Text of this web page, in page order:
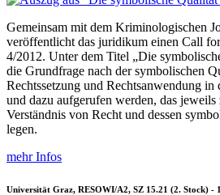
Gemeinsam mit dem Kriminologischen
veröffentlicht das juridikum einen Call
4/2012. Unter dem Titel „Die
die Grundfrage nach der symbolischen
Rechtssetzung und Rechtsanwendung
und dazu aufgerufen werden, das jeweils
Verständnis von Recht und dessen
legen.
mehr Infos
Universität Graz, RESOWI/A2, SZ 15.21 (2. Stock) -